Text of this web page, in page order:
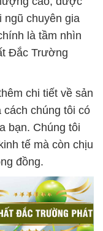
ngũ chuyên gia
là tầm nhìn
Đắc Trường
chi tiết về sản
cách chúng tôi có
bạn. Chúng tôi
tế mà còn chịu
đồng.